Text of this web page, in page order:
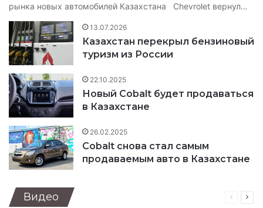
рынка новых автомобилей Казахстана Chevrolet вернул…
13.07.2026
Казахстан перекрыл бензиновый
туризм из России
22.10.2025
Новый Cobalt будет продаваться
в Казахстане
26.02.2025
Cobalt снова стал самым
продаваемым авто в Казахстане
Видео